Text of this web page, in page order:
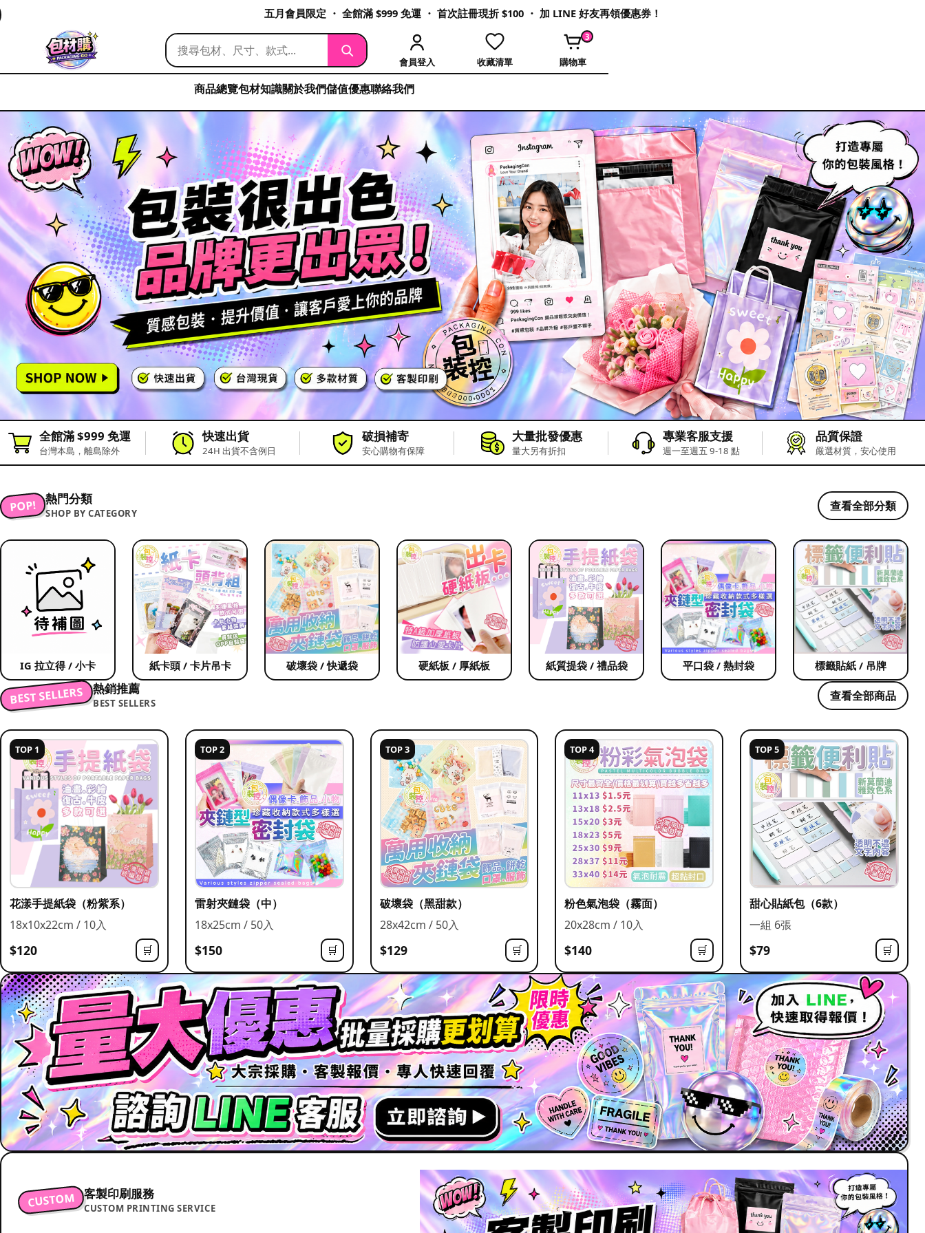
五月會員限定 ・ 全館滿 $999 免運 ・ 首次註冊現折 $100 ・ 加 LINE 好友再領優惠券！
會員登入 收藏清單
3
購物車
商品總覽包材知識關於我們儲值優惠聯絡我們
全館滿 $999 免運
台灣本島，離島除外
快速出貨
24H 出貨不含例日
破損補寄
安心購物有保障
大量批發優惠
量大另有折扣
專業客服支援
週一至週五 9-18 點
品質保證
嚴選材質，安心使用
POP! 熱門分類
SHOP BY CATEGORY
查看全部分類
IG 拉立得 / 小卡 紙卡頭 / 卡片吊卡 破壞袋 / 快遞袋 硬紙板 / 厚紙板 紙質提袋 / 禮品袋 平口袋 / 熱封袋 標籤貼紙 / 吊牌
BEST SELLERS 熱銷推薦
BEST SELLERS
查看全部商品
TOP 1
花漾手提紙袋（粉紫系）
18x10x22cm / 10入
$120 🛒
TOP 2
雷射夾鏈袋（中）
18x25cm / 50入
$150 🛒
TOP 3
破壞袋（黑甜款）
28x42cm / 50入
$129 🛒
TOP 4
粉色氣泡袋（霧面）
20x28cm / 10入
$140 🛒
TOP 5
甜心貼紙包（6款）
一組 6張
$79 🛒
CUSTOM 客製印刷服務
CUSTOM PRINTING SERVICE